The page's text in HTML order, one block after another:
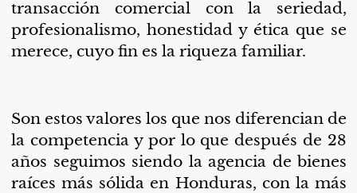
transacción comercial con la seriedad,
profesionalismo, honestidad y ética que se
merece, cuyo fin es la riqueza familiar.
Son estos valores los que nos diferencian de
la competencia y por lo que después de 28
años seguimos siendo la agencia de bienes
raíces más sólida en Honduras, con la más